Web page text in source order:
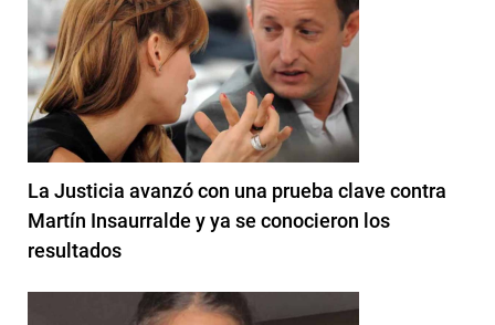
La Justicia avanzó con una prueba clave contra
Martín Insaurralde y ya se conocieron los
resultados